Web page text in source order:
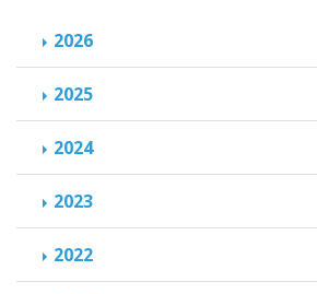
2026
2025
2024
2023
2022